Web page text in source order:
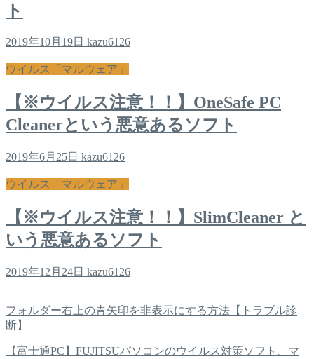
ト
2019年10月19日 kazu6126
ウイルス「マルウェア」
【※ウイルス注意！！】OneSafe PC
Cleanerという悪意あるソフト
2019年6月25日 kazu6126
ウイルス「マルウェア」
【※ウイルス注意！！】SlimCleaner と
いう悪意あるソフト
2019年12月24日 kazu6126
フォルダー右上の青矢印を非表示にする方法【トラブル診
断】
【富士通PC】FUJITSUパソコンのウイルス対策ソフト、マ